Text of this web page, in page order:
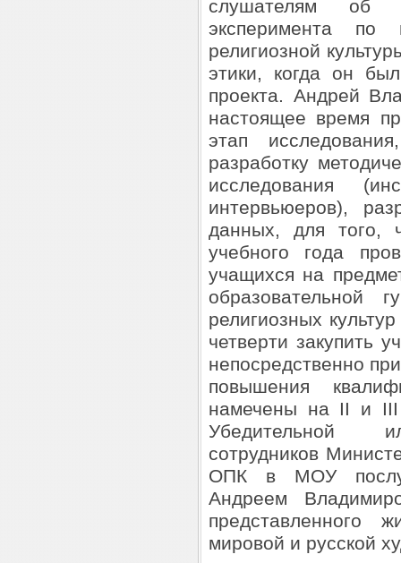
слушателям об
эксперимента
религиозной
этики, когда он
проекта. Андрей
настоящее время
этап
разработку
исследования
интервьюеров),
данных, для того,
учебного года
учащихся на
образовательной
религиозных
четверти закупить
непосредственно
повышения
намечены на II и III
Убедительной
сотрудников
ОПК в МОУ
Андреем
представленного
мировой и русской